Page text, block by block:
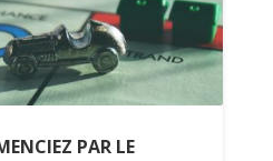
PAR LE